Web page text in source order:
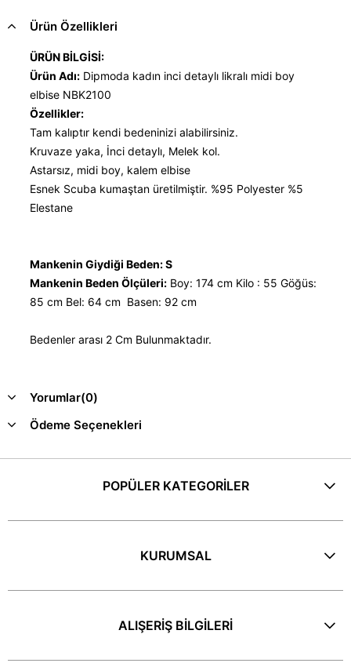
Ürün Özellikleri
ÜRÜN BİLGİSİ:
Ürün Adı: Dipmoda kadın inci detaylı likralı midi boy
elbise NBK2100
Özellikler:
Tam kalıptır kendi bedeninizi alabilirsiniz.
Kruvaze yaka, İnci detaylı, Melek kol.
Astarsız, midi boy, kalem elbise
Esnek Scuba kumaştan üretilmiştir. %95 Polyester %5
Elestane
Mankenin Giydiği Beden: S
Mankenin Beden Ölçüleri: Boy: 174 cm Kilo : 55 Göğüs:
85 cm Bel: 64 cm Basen: 92 cm
Bedenler arası 2 Cm Bulunmaktadır.
Yorumlar(0)
Ödeme Seçenekleri
POPÜLER KATEGORİLER
KURUMSAL
ALIŞERİŞ BİLGİLERİ